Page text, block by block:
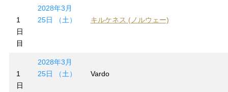
1
日
目
2028年3月
25日 （土）
キルケネス (ノルウェー)
1
日
2028年3月
25日 （土）
Vardo